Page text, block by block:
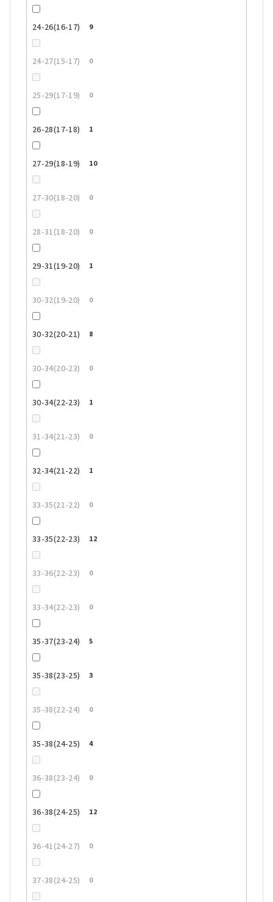
24-26(16-17) 9
24-27(15-17) 0
25-29(17-19) 0
26-28(17-18) 1
27-29(18-19) 10
27-30(18-20) 0
28-31(18-20) 0
29-31(19-20) 1
30-32(19-20) 0
30-32(20-21) 8
30-34(20-23) 0
30-34(22-23) 1
31-34(21-23) 0
32-34(21-22) 1
33-35(21-22) 0
33-35(22-23) 12
33-36(22-23) 0
33-34(22-23) 0
35-37(23-24) 5
35-38(23-25) 3
35-38(22-24) 0
35-38(24-25) 4
36-38(23-24) 0
36-38(24-25) 12
36-41(24-27) 0
37-38(24-25) 0